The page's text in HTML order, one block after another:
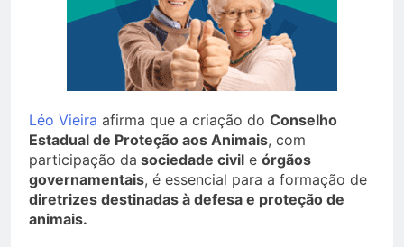
Léo Vieira afirma que a criação do Conselho
Estadual de Proteção aos Animais, com
participação da sociedade civil e órgãos
governamentais, é essencial para a formação de
diretrizes destinadas à defesa e proteção de
animais.